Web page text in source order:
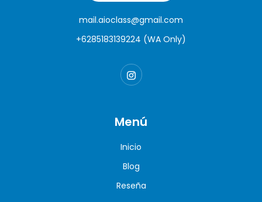
mail.aioclass@gmail.com
+6285183139224 (WA Only)
Menú
Inicio
Blog
Reseña